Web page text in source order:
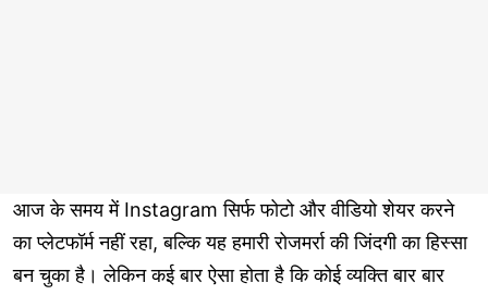
आज के समय में Instagram सिर्फ फोटो और वीडियो शेयर करने
का प्लेटफॉर्म नहीं रहा, बल्कि यह हमारी रोजमर्रा की जिंदगी का हिस्सा
बन चुका है। लेकिन कई बार ऐसा होता है कि कोई व्यक्ति बार बार